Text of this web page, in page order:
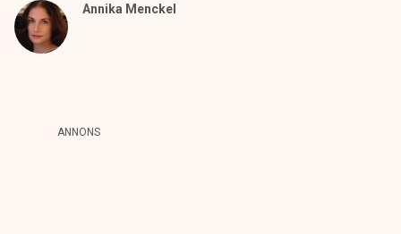
Annika Menckel
ANNONS